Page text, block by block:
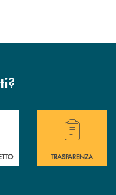
?
Bcc.
assistenza immediata?
Hai bisogno di
TRASPARENZA